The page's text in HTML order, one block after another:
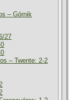
– Górnik
27
– Twente: 2-2